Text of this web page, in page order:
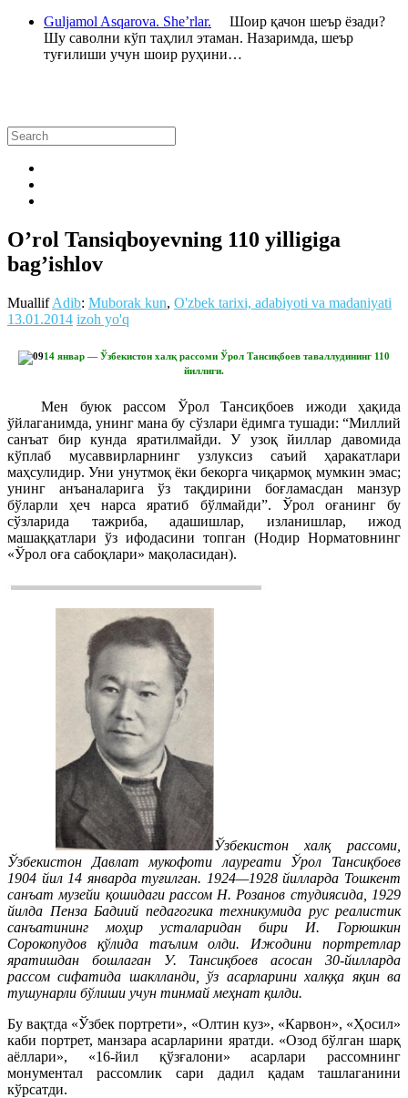
Guljamol Asqarova. She’rlar. Шоир қачон шеър ёзади?
Шу саволни кўп таҳлил этаман. Назаримда, шеър
туғилиши учун шоир руҳини…
O’rol Tansiqboyevning 110 yilligiga
bag’ishlov
MuallifAdib: Muborak kun, O'zbek tarixi, adabiyoti va madaniyati
13.01.2014 izoh yo'q
14 январ — Ўзбекистон халқ рассоми Ўрол Тансиқбоев таваллудининг 110
йиллиги.
Мен буюк рассом Ўрол Тансиқбоев ижоди ҳақида
ўйлаганимда, унинг мана бу сўзлари ёдимга тушади: “Миллий
санъат бир кунда яратилмайди. У узоқ йиллар давомида
кўплаб мусаввирларнинг узлуксиз саъий ҳаракатлари
маҳсулидир. Уни унутмоқ ёки бекорга чиқармоқ мумкин эмас;
унинг анъаналарига ўз тақдирини боғламасдан манзур
бўларли ҳеч нарса яратиб бўлмайди”. Ўрол оғанинг бу
сўзларида тажриба, адашишлар, изланишлар, ижод
машаққатлари ўз ифодасини топган (Нодир Норматовнинг
«Ўрол оға сабоқлари» мақоласидан).
Ўзбекистон халқ рассоми,
Ўзбекистон Давлат мукофоти лауреати Ўрол Тансиқбоев
1904 йил 14 январда туғилган. 1924—1928 йилларда Тошкент
санъат музейи қошидаги рассом Н. Розанов студиясида, 1929
йилда Пенза Бадиий педагогика техникумида рус реалистик
санъатининг моҳир усталаридан бири И. Горюшкин
Сорокопудов қўлида таълим олди. Ижодини портретлар
яратишдан бошлаган У. Тансиқбоев асосан 30-йилларда
рассом сифатида шаклланди, ўз асарларини халққа яқин ва
тушунарли бўлиши учун тинмай меҳнат қилди.
Бу вақтда «Ўзбек портрети», «Олтин куз», «Карвон», «Ҳосил»
каби портрет, манзара асарларини яратди. «Озод бўлган шарқ
аёллари», «16-йил қўзғалони» асарлари рассомнинг
монументал рассомлик сари дадил қадам ташлаганини
кўрсатди.